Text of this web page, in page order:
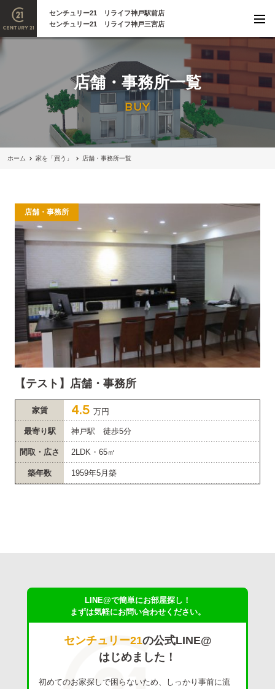
センチュリー21 リライフ神戸駅前店
センチュリー21 リライフ神戸三宮店
店舗・事務所一覧
BUY
ホーム 家を「買う」 店舗・事務所一覧
店舗・事務所
【テスト】店舗・事務所
家賃 4.5 万円
最寄り駅 神戸駅 徒歩5分
間取・広さ 2LDK・65㎡
築年数 1959年5月築
LINE@で簡単にお部屋探し！
まずは気軽にお問い合わせください。
センチュリー21の公式LINE@
はじめました！
初めてのお家探しで困らないため、しっかり事前に流